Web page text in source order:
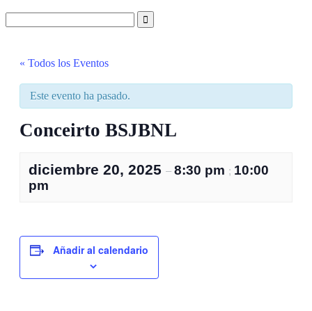
« Todos los Eventos
Este evento ha pasado.
Conceirto BSJBNL
diciembre 20, 2025 – 8:30 pm ; 10:00
pm
Añadir al calendario